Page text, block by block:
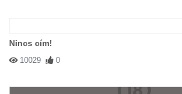
Nincs cím!
10029 0